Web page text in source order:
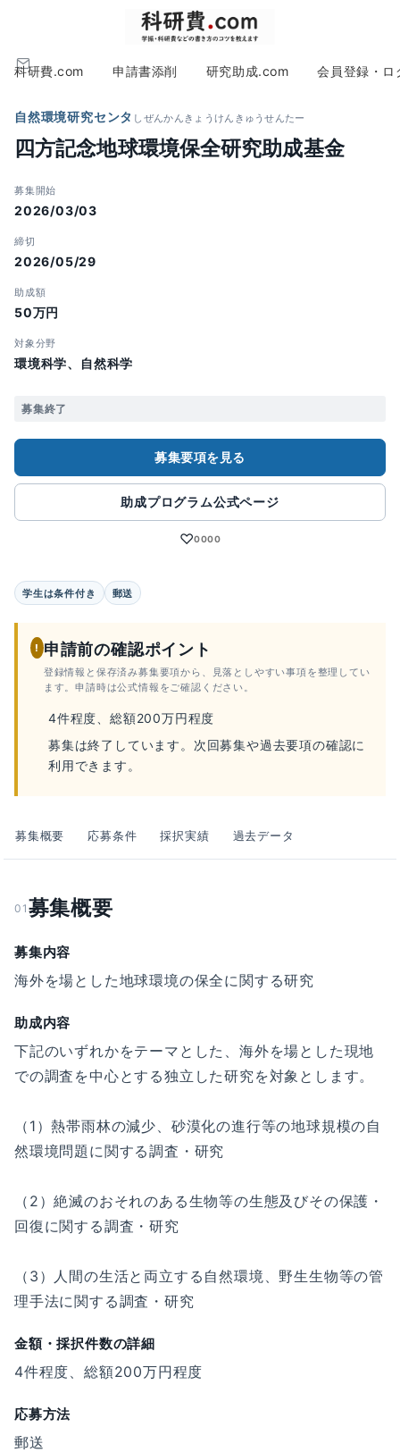
科研費.com 申請書添削 研究助成.com 会員登録・ロ
自然環境研究センタ しぜんかんきょうけんきゅうせんたー
四方記念地球環境保全研究助成基金
募集開始
2026/03/03
締切
2026/05/29
助成額
50万円
対象分野
環境科学、自然科学
募集終了
募集要項を見る
助成プログラム公式ページ
♡0000
学生は条件付き 郵送
! 申請前の確認ポイント
登録情報と保存済み募集要項から、見落としやすい事項を整理してい
ます。申請時は公式情報をご確認ください。
4件程度、総額200万円程度
募集は終了しています。次回募集や過去要項の確認に
利用できます。
募集概要 応募条件 採択実績 過去データ
01 募集概要
募集内容
海外を場とした地球環境の保全に関する研究
助成内容
下記のいずれかをテーマとした、海外を場とした現地
での調査を中心とする独立した研究を対象とします。
（1）熱帯雨林の減少、砂漠化の進行等の地球規模の自
然環境問題に関する調査・研究
（2）絶滅のおそれのある生物等の生態及びその保護・
回復に関する調査・研究
（3）人間の生活と両立する自然環境、野生生物等の管
理手法に関する調査・研究
金額・採択件数の詳細
4件程度、総額200万円程度
応募方法
郵送